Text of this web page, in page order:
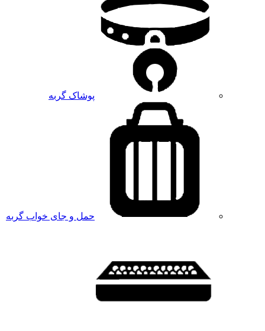
پوشاک گربه
حمل و جای خواب گربه